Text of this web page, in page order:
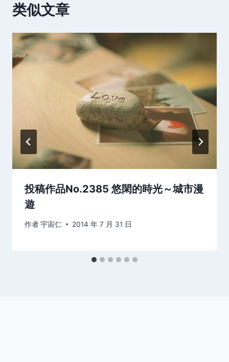
类似文章
投稿作品No.2385 悠閑的時光～城市漫
遊
作者宇宙仁 2014 年 7 月 31 日